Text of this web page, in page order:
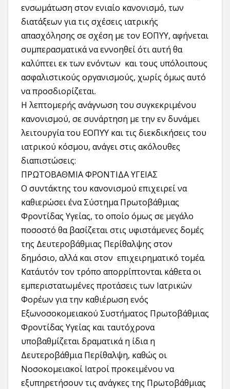
ενσωμάτωση στον ενιαίο κανονισμό, των
διατάξεων για τις σχέσεις ιατρικής
απασχόλησης σε σχέση με τον ΕΟΠΥΥ, αφήνεται
συμπερασματικά να εννοηθεί ότι αυτή θα
καλύπτει εκ των ενόντων και τους υπόλοιπους
ασφαλιστικούς οργανισμούς, χωρίς όμως αυτό
να προσδιορίζεται.
Η λεπτομερής ανάγνωση του συγκεκριμένου
κανονισμού, σε συνάρτηση με την εν δυνάμει
λειτουργία του ΕΟΠΥΥ και τις διεκδικήσεις του
ιατρικού κόσμου, ανάγει στις ακόλουθες
διαπιστώσεις:
ΠΡΩΤΟΒΑΘΜΙΑ ΦΡΟΝΤΙΔΑ ΥΓΕΙΑΣ
Ο συντάκτης του κανονισμού επιχειρεί να
καθιερώσει ένα Σύστημα Πρωτοβάθμιας
Φροντίδας Υγείας, το οποίο όμως σε μεγάλο
ποσοστό θα βασίζεται στις υφιστάμενες δομές
της Δευτεροβάθμιας Περίθαλψης στον
δημόσιο, αλλά και στον επιχειρηματικό τομέα.
Κατ΄αυτόν τον τρόπο απορρίπτονται κάθετα οι
εμπεριστατωμένες προτάσεις των Ιατρικών
Φορέων για την καθιέρωση ενός
Εξωνοσοκομειακού Συστήματος Πρωτοβάθμιας
Φροντίδας Υγείας και ταυτόχρονα
υποβαθμίζεται δραματικά η ίδια η
Δευτεροβάθμια Περίθαλψη, καθώς οι
Νοσοκομειακοί Ιατροί προκειμένου να
εξυπηρετήσουν τις ανάγκες της Πρωτοβάθμιας